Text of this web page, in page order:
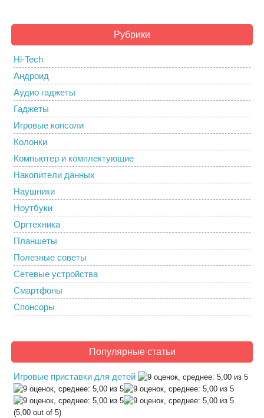
Рубрики
Hi-Tech
Андроид
Аудио гаджеты
Гаджеты
Игровые консоли
Колонки
Компьютер и комплектующие
Накопители данных
Наушники
Ноутбуки
Оргтехника
Планшеты
Полезные советы
Сетевые устройства
Смартфоны
Спонсоры
Популярные статьи
Игровые приставки для детей
(5,00 out of 5)